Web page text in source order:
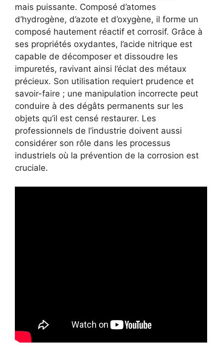
mais puissante. Composé d’atomes
d’hydrogène, d’azote et d’oxygène, il forme un
composé hautement réactif et corrosif. Grâce à
ses propriétés oxydantes, l’acide nitrique est
capable de décomposer et dissoudre les
impuretés, ravivant ainsi l’éclat des métaux
précieux. Son utilisation requiert prudence et
savoir-faire ; une manipulation incorrecte peut
conduire à des dégâts permanents sur les
objets qu’il est censé restaurer. Les
professionnels de l’industrie doivent aussi
considérer son rôle dans les processus
industriels où la prévention de la corrosion est
cruciale.